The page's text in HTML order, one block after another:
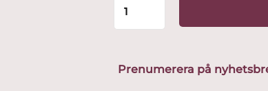
Aalto
mossgrön
Prenumerera på